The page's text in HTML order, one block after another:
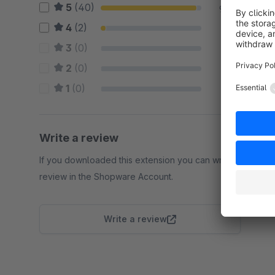
5 (40) 95 %
4 (2) 5 %
3 (0) 0 %
2 (0) 0 %
1 (0) 0 %
Write a review
If you downloaded this extension you can write a
review in the Shopware Account.
Write a review